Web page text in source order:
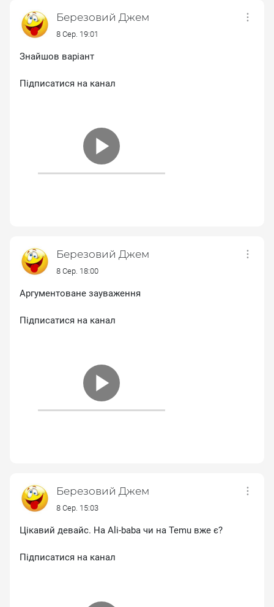
Березовий Джем
8 Сер. 19:01
Знайшов варіант
Підписатися на канал
Березовий Джем
8 Сер. 18:00
Аргументоване зауваження
Підписатися на канал
Березовий Джем
8 Сер. 15:03
Цікавий девайс. На Ali-baba чи на Temu вже є?
Підписатися на канал